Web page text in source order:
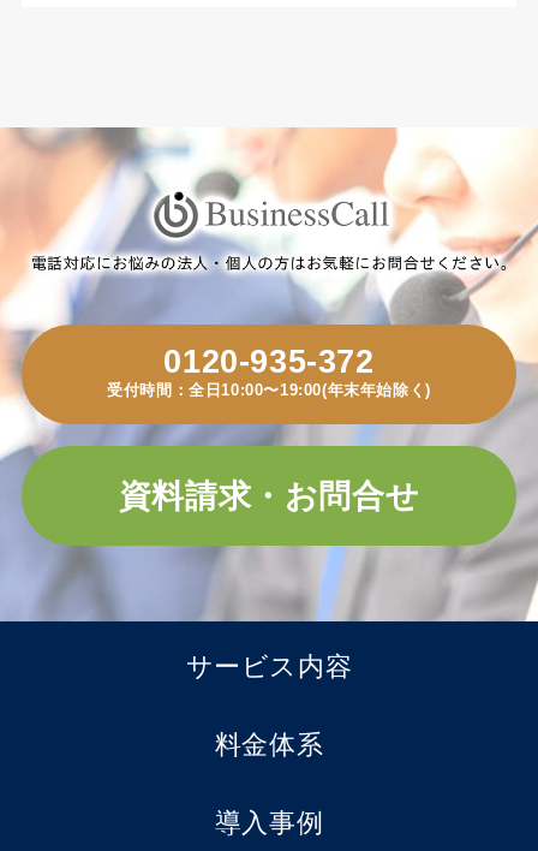
0120-935-372
受付時間：全日10:00〜19:00(年末年始除く)
資料請求・お問合せ
サービス内容
料金体系
導入事例